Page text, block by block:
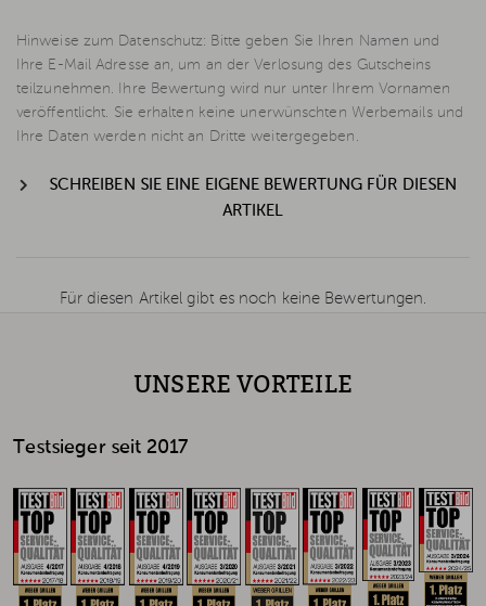
Hinweise zum Datenschutz: Bitte geben Sie Ihren Namen und
Ihre E-Mail Adresse an, um an der Verlosung des Gutscheins
teilzunehmen. Ihre Bewertung wird nur unter Ihrem Vornamen
veröffentlicht. Sie erhalten keine unerwünschten Werbemails und
Ihre Daten werden nicht an Dritte weitergegeben.
SCHREIBEN SIE EINE EIGENE BEWERTUNG FÜR DIESEN
ARTIKEL
Für diesen Artikel gibt es noch keine Bewertungen.
UNSERE VORTEILE
Testsieger seit 2017